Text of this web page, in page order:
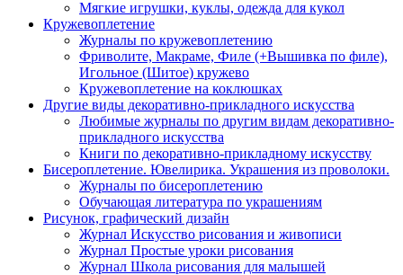
Мягкие игрушки, куклы, одежда для кукол
Кружевоплетение
Журналы по кружевоплетению
Фриволите, Макраме, Филе (+Вышивка по филе),
Игольное (Шитое) кружево
Кружевоплетение на коклюшках
Другие виды декоративно-прикладного искусства
Любимые журналы по другим видам декоративно-
прикладного искусства
Книги по декоративно-прикладному искусству
Бисероплетение. Ювелирика. Украшения из проволоки.
Журналы по бисероплетению
Обучающая литература по украшениям
Рисунок, графический дизайн
Журнал Искусство рисования и живописи
Журнал Простые уроки рисования
Журнал Школа рисования для малышей